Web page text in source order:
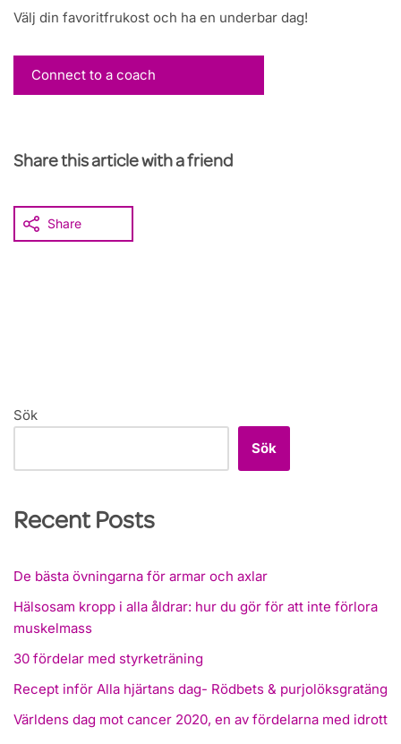
Välj din favoritfrukost och ha en underbar dag!
Connect to a coach
Share this article with a friend
Share
Sök
Sök
Recent Posts
De bästa övningarna för armar och axlar
Hälsosam kropp i alla åldrar: hur du gör för att inte förlora
muskelmass
30 fördelar med styrketräning
Recept inför Alla hjärtans dag- Rödbets & purjolöksgratäng
Världens dag mot cancer 2020, en av fördelarna med idrott